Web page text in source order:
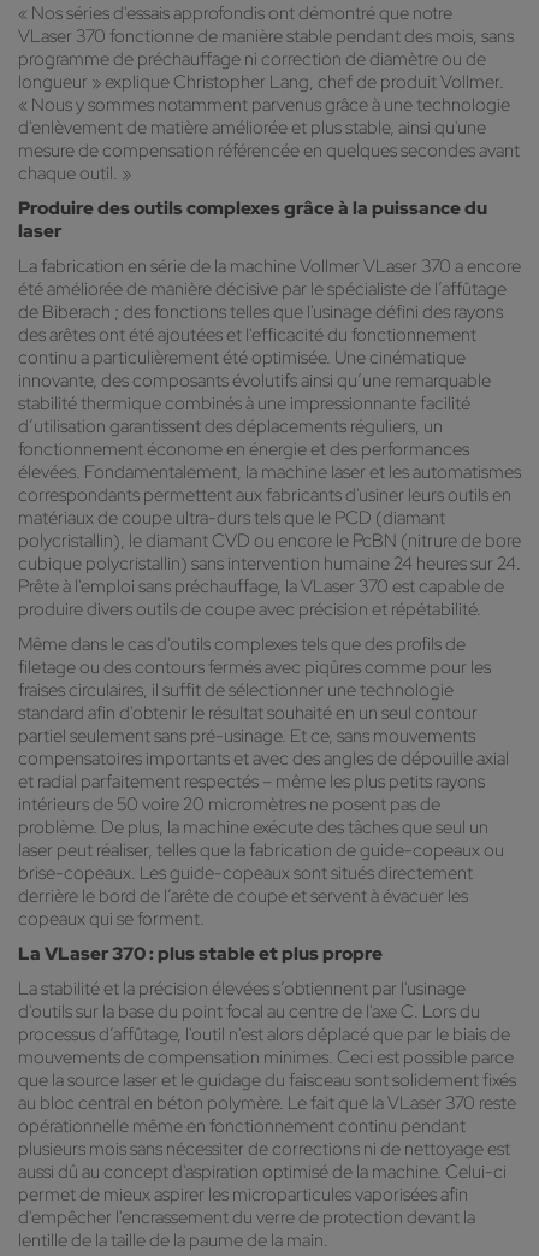
« Nos séries d'essais approfondis ont démontré que notre
VLaser 370 fonctionne de manière stable pendant des mois, sans
programme de préchauffage ni correction de diamètre ou de
longueur » explique Christopher Lang, chef de produit Vollmer.
« Nous y sommes notamment parvenus grâce à une technologie
d'enlèvement de matière améliorée et plus stable, ainsi qu'une
mesure de compensation référencée en quelques secondes avant
chaque outil. »
Produire des outils complexes grâce à la puissance du
laser
La fabrication en série de la machine Vollmer VLaser 370 a encore
été améliorée de manière décisive par le spécialiste de l’affûtage
de Biberach ; des fonctions telles que l'usinage défini des rayons
des arêtes ont été ajoutées et l'efficacité du fonctionnement
continu a particulièrement été optimisée. Une cinématique
innovante, des composants évolutifs ainsi qu’une remarquable
stabilité thermique combinés à une impressionnante facilité
d’utilisation garantissent des déplacements réguliers, un
fonctionnement économe en énergie et des performances
élevées. Fondamentalement, la machine laser et les automatismes
correspondants permettent aux fabricants d'usiner leurs outils en
matériaux de coupe ultra-durs tels que le PCD (diamant
polycristallin), le diamant CVD ou encore le PcBN (nitrure de bore
cubique polycristallin) sans intervention humaine 24 heures sur 24.
Prête à l'emploi sans préchauffage, la VLaser 370 est capable de
produire divers outils de coupe avec précision et répétabilité.
Même dans le cas d'outils complexes tels que des profils de
filetage ou des contours fermés avec piqûres comme pour les
fraises circulaires, il suffit de sélectionner une technologie
standard afin d'obtenir le résultat souhaité en un seul contour
partiel seulement sans pré-usinage. Et ce, sans mouvements
compensatoires importants et avec des angles de dépouille axial
et radial parfaitement respectés – même les plus petits rayons
intérieurs de 50 voire 20 micromètres ne posent pas de
problème. De plus, la machine exécute des tâches que seul un
laser peut réaliser, telles que la fabrication de guide-copeaux ou
brise-copeaux. Les guide-copeaux sont situés directement
derrière le bord de l’arête de coupe et servent à évacuer les
copeaux qui se forment.
La VLaser 370 : plus stable et plus propre
La stabilité et la précision élevées s’obtiennent par l'usinage
d'outils sur la base du point focal au centre de l'axe C. Lors du
processus d’affûtage, l'outil n'est alors déplacé que par le biais de
mouvements de compensation minimes. Ceci est possible parce
que la source laser et le guidage du faisceau sont solidement fixés
au bloc central en béton polymère. Le fait que la VLaser 370 reste
opérationnelle même en fonctionnement continu pendant
plusieurs mois sans nécessiter de corrections ni de nettoyage est
aussi dû au concept d'aspiration optimisé de la machine. Celui-ci
permet de mieux aspirer les microparticules vaporisées afin
d'empêcher l'encrassement du verre de protection devant la
lentille de la taille de la paume de la main.